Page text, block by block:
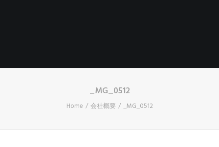
_MG_0512
Home 会社概要 _MG_0512